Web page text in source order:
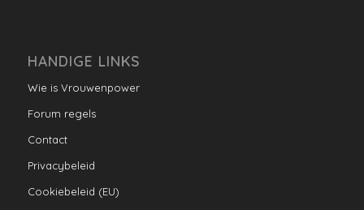
HANDIGE LINKS
Wie is Vrouwenpower
Forum regels
Contact
Privacybeleid
Cookiebeleid (EU)